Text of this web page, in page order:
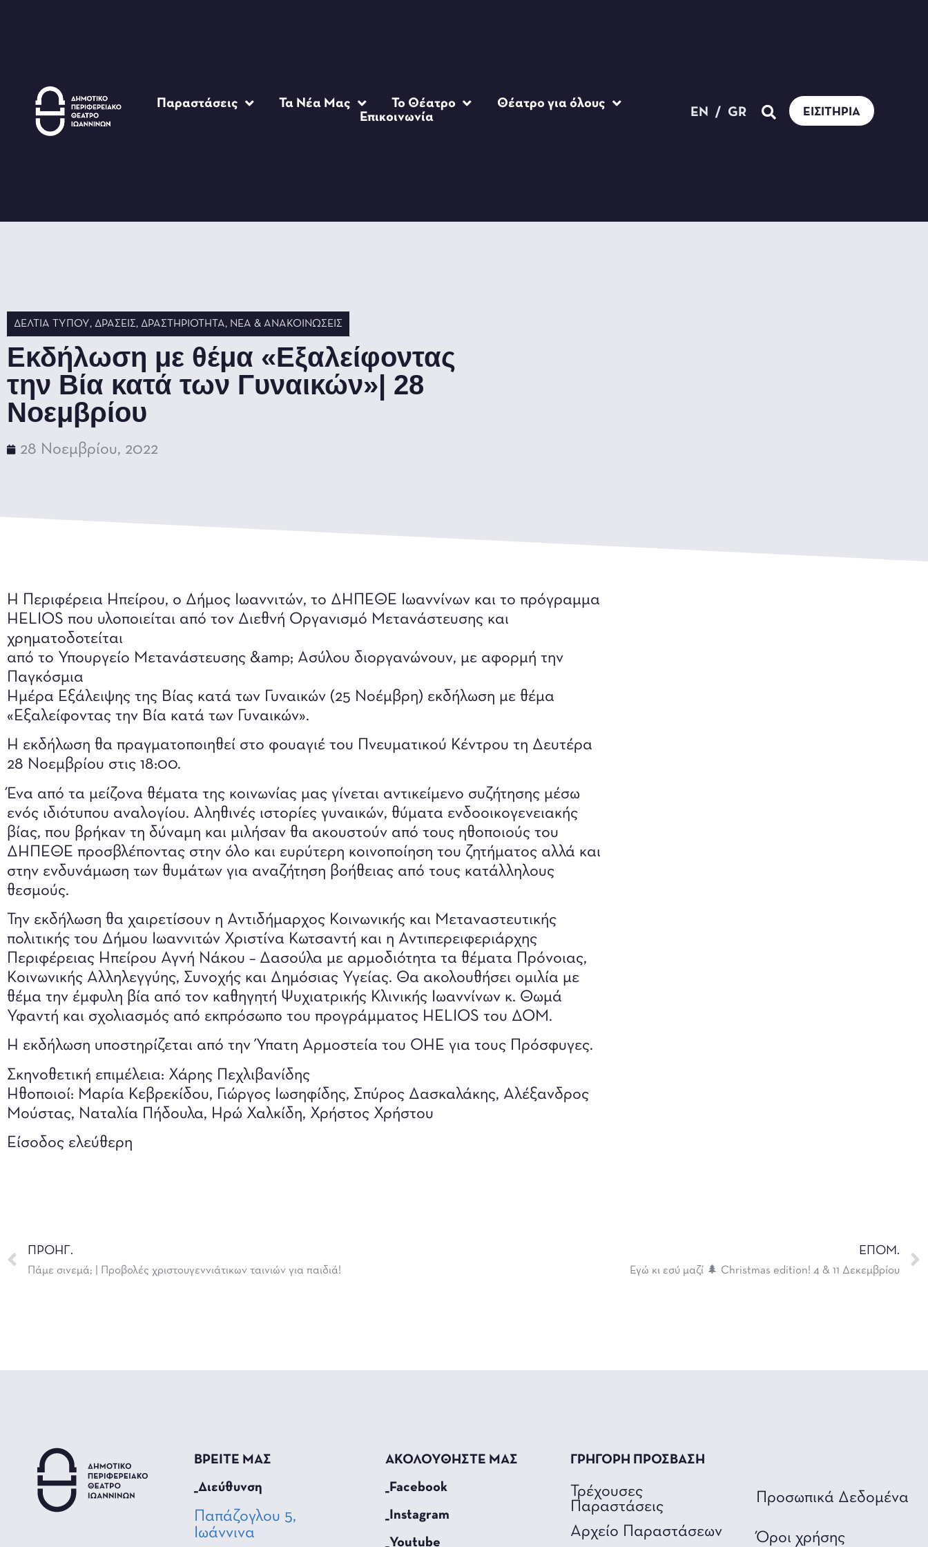
Παραστάσεις Τα Νέα Μας Το Θέατρο
Θέατρο για όλους
Επικοινωνία
EN / GR ΕΙΣΙΤΉΡΙΑ
ΔΕΛΤΊΑ ΤΎΠΟΥ, ΔΡΆΣΕΙΣ, ΔΡΑΣΤΗΡΙΌΤΗΤΑ, ΝΈΑ & ΑΝΑΚΟΙΝΏΣΕΙΣ
Εκδήλωση με θέμα «Εξαλείφοντας
την Βία κατά των Γυναικών»| 28
Νοεμβρίου
28 Νοεμβρίου, 2022
Η Περιφέρεια Ηπείρου, ο Δήμος Ιωαννιτών, το ΔΗΠΕΘΕ Ιωαννίνων και το πρόγραμμα
HELIOS που υλοποιείται από τον Διεθνή Οργανισμό Μετανάστευσης και
χρηματοδοτείται
από το Υπουργείο Μετανάστευσης &amp; Ασύλου διοργανώνουν, με αφορμή την
Παγκόσμια
Ημέρα Εξάλειψης της Βίας κατά των Γυναικών (25 Νοέμβρη) εκδήλωση με θέμα
«Εξαλείφοντας την Βία κατά των Γυναικών».
Η εκδήλωση θα πραγματοποιηθεί στο φουαγιέ του Πνευματικού Κέντρου τη Δευτέρα
28 Νοεμβρίου στις 18:00.
Ένα από τα μείζονα θέματα της κοινωνίας μας γίνεται αντικείμενο συζήτησης μέσω
ενός ιδιότυπου αναλογίου. Αληθινές ιστορίες γυναικών, θύματα ενδοοικογενειακής
βίας, που βρήκαν τη δύναμη και μιλήσαν θα ακουστούν από τους ηθοποιούς του
ΔΗΠΕΘΕ προσβλέποντας στην όλο και ευρύτερη κοινοποίηση του ζητήματος αλλά και
στην ενδυνάμωση των θυμάτων για αναζήτηση βοήθειας από τους κατάλληλους
θεσμούς.
Την εκδήλωση θα χαιρετίσουν η Αντιδήμαρχος Κοινωνικής και Μεταναστευτικής
πολιτικής του Δήμου Ιωαννιτών Χριστίνα Κωτσαντή και η Αντιπερειφεριάρχης
Περιφέρειας Ηπείρου Αγνή Νάκου – Δασούλα με αρμοδιότητα τα θέματα Πρόνοιας,
Κοινωνικής Αλληλεγγύης, Συνοχής και Δημόσιας Υγείας. Θα ακολουθήσει ομιλία με
θέμα την έμφυλη βία από τον καθηγητή Ψυχιατρικής Κλινικής Ιωαννίνων κ. Θωμά
Υφαντή και σχολιασμός από εκπρόσωπο του προγράμματος HELIOS του ΔΟΜ.
Η εκδήλωση υποστηρίζεται από την Ύπατη Αρμοστεία του ΟΗΕ για τους Πρόσφυγες.
Σκηνοθετική επιμέλεια: Χάρης Πεχλιβανίδης
Ηθοποιοί: Μαρία Κεβρεκίδου, Γιώργος Ιωσηφίδης, Σπύρος Δασκαλάκης, Αλέξανδρος
Μούστας, Ναταλία Πήδουλα, Ηρώ Χαλκίδη, Χρήστος Χρήστου
Είσοδος ελεύθερη
ΠΡΟΗΓ.
Πάμε σινεμά; | Προβολές χριστουγεννιάτικων ταινιών για παιδιά!
ΕΠΟΜ.
Εγώ κι εσύ μαζί 🌲 Christmas edition! 4 & 11 Δεκεμβρίου
ΒΡΕΙΤΕ ΜΑΣ
_Διεύθυνση
Παπάζογλου 5,
Ιωάννινα
ΑΚΟΛΟΥΘΗΣΤΕ ΜΑΣ
_Facebook
_Instagram
_Youtube
ΓΡΗΓΟΡΗ ΠΡΟΣΒΑΣΗ
Τρέχουσες
Παραστάσεις
Αρχείο Παραστάσεων
Προσωπικά Δεδομένα
Όροι χρήσης